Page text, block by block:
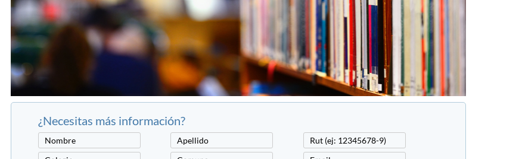
¿Necesitas más información?